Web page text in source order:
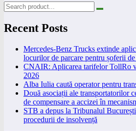
Recent Posts
Mercedes-Benz Trucks extinde
locurilor de parcare pentru șoferii
CNAIR: Aplicarea tarifelor TollRo
2026
Alba Iulia caută operator pentru
Două asociații ale transportatorilor
de compensare a accizei în
STB a depus la Tribunalul
procedurii de insolvență